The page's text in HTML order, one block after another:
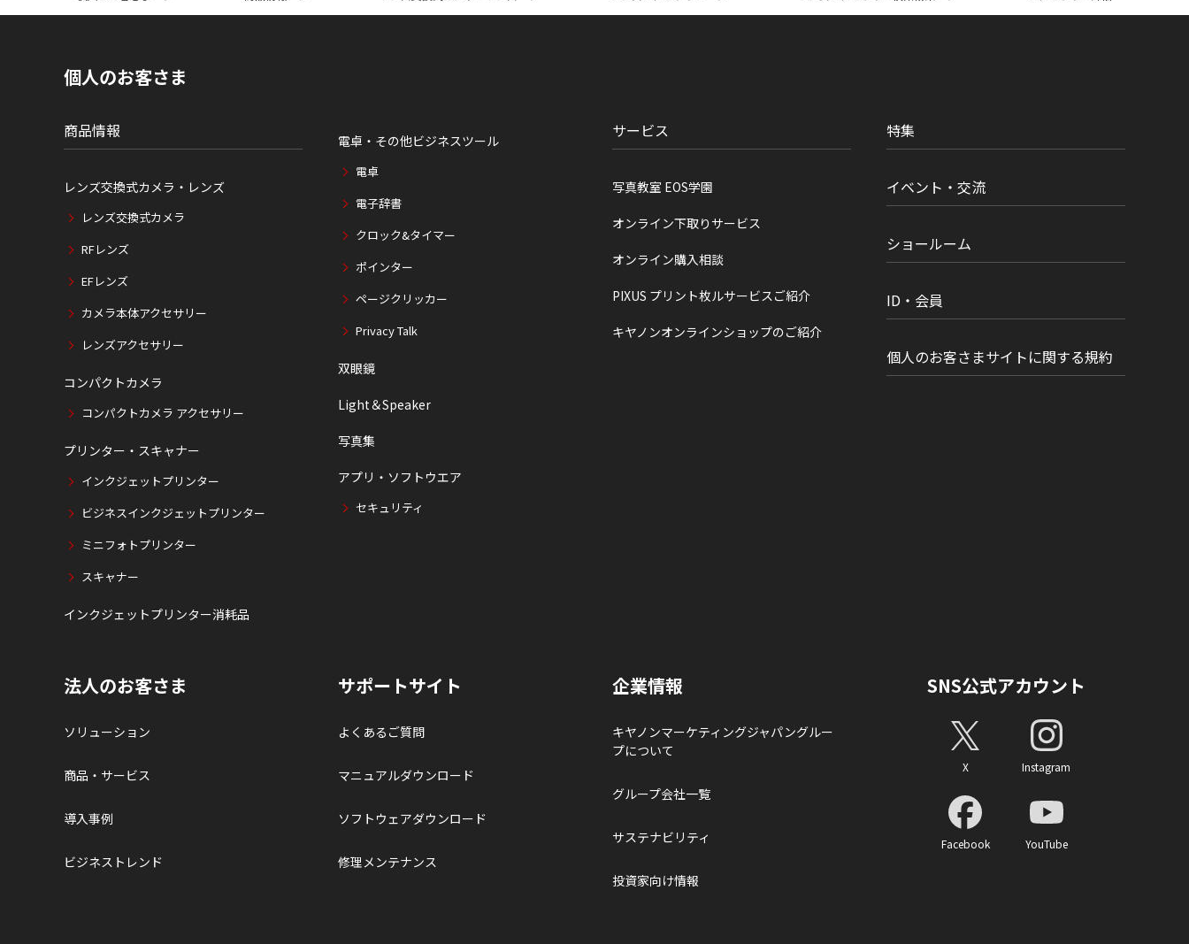
ト
個人のお客さま
商品情報
レンズ交換式カメラ・レンズ
レンズ交換式カメラ
RFレンズ
EFレンズ
カメラ本体アクセサリー
レンズアクセサリー
コンパクトカメラ
コンパクトカメラ アクセサリー
プリンター・スキャナー
インクジェットプリンター
ビジネスインクジェットプリンター
ミニフォトプリンター
スキャナー
インクジェットプリンター消耗品
電卓・その他ビジネスツール
電卓
電子辞書
クロック&タイマー
ポインター
ページクリッカー
Privacy Talk
双眼鏡
Light＆Speaker
写真集
アプリ・ソフトウエア
セキュリティ
サービス
写真教室 EOS学園
オンライン下取りサービス
オンライン購入相談
PIXUS プリント枚ルサービスご紹介
キヤノンオンラインショップのご紹介
特集
イベント・交流
ショールーム
ID・会員
個人のお客さまサイトに関する規約
法人のお客さま
ソリューション
商品・サービス
導入事例
ビジネストレンド
サポートサイト
よくあるご質問
マニュアルダウンロード
ソフトウェアダウンロード
修理メンテナンス
企業情報
キヤノンマーケティングジャパングルー
プについて
グループ会社一覧
サステナビリティ
投資家向け情報
SNS公式アカウント
X Instagram
Facebook YouTube